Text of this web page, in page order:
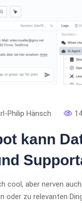
Philip Hänsch
kann
cool, aber nerven
oder zu relevanten